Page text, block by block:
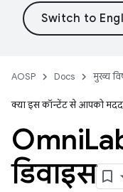
AOSP Docs मुख्य
क्या इस कॉन्टेंट से आपको मदद
Omni
डिवाइस